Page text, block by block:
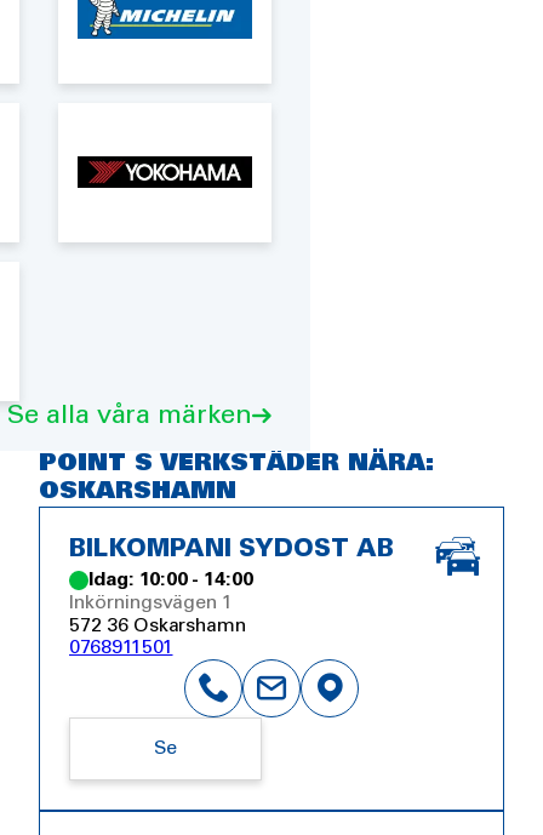
Se alla våra märken
POINT S VERKSTÄDER NÄRA:
OSKARSHAMN
BILKOMPANI SYDOST AB
Idag: 10:00 - 14:00
Inkörningsvägen 1
572 36 Oskarshamn
0768911501
Se